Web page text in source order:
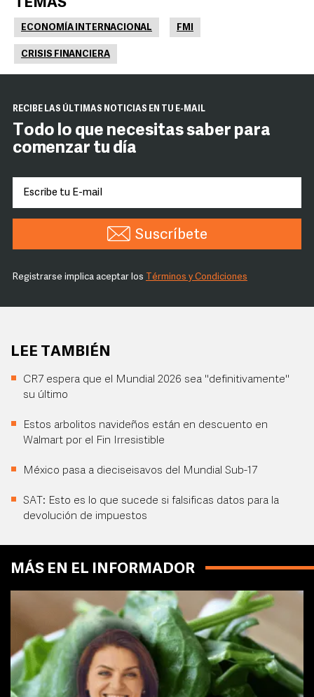
TEMAS
ECONOMÍA INTERNACIONAL FMI
CRISIS FINANCIERA
RECIBE LAS ÚLTIMAS NOTICIAS EN TU E-MAIL
Todo lo que necesitas saber para
comenzar tu día
Suscríbete
Registrarse implica aceptar los Términos y Condiciones
LEE TAMBIÉN
CR7 espera que el Mundial 2026 sea "definitivamente"
su último
Estos arbolitos navideños están en descuento en
Walmart por el Fin Irresistible
México pasa a dieciseisavos del Mundial Sub-17
SAT: Esto es lo que sucede si falsificas datos para la
devolución de impuestos
MÁS EN EL INFORMADOR